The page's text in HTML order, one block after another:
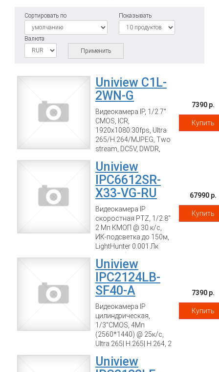
Сортировать по Показывать
Валюта
Применить
Uniview C1L-
2WN-G
Видеокамера IP, 1/2.7"
CMOS, ICR,
1920x1080:30fps, Ultra
265/H.264/MJPEG, Two
stream, DC5V, DWDR,
range: up to 10m. Bulit-in
speaker.
7390 р.
Купить
Uniview
IPC6612SR-
X33-VG-RU
Видеокамера IP
скоростная PTZ, 1/2.8"
2 Мп КМОП @ 30 к/с,
ИК-подсветка до 150м,
LightHunter 0.001 Лк
148.5 мм
моторизованный с
автофокусировкой,
WDR, 2D/3D DNR, Ultra
265, H.265, H.264,
MJPEG, 3 потока, аудио
вход/выход,
тревожный вход/
выход, Deep Learning,
детекция движения,
захват лиц,
аудиодетекция,
67990 р.
Купить
Uniview
IPC2124LB-
SF40-A
Видеокамера IP
цилиндрическая,
1/3"CMOS, 4Мп
(2560*1440) @ 25к/с,
Ultra 265| H.265| H.264, 2
объектив 0.01 Лк
7390 р.
Купить
Uniview